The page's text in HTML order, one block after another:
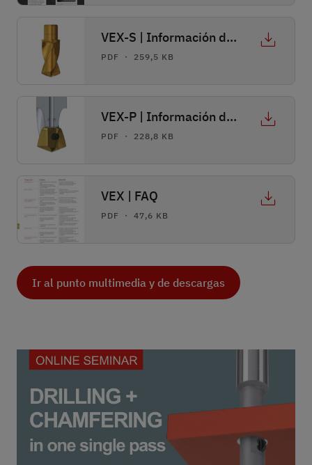
VEX-S | Información de programación
PDF ・ 259,5 KB
VEX-P | Información de programación
PDF ・ 228,8 KB
VEX | FAQ
PDF ・ 47,6 KB
Ir al punto multimedia y de descargas